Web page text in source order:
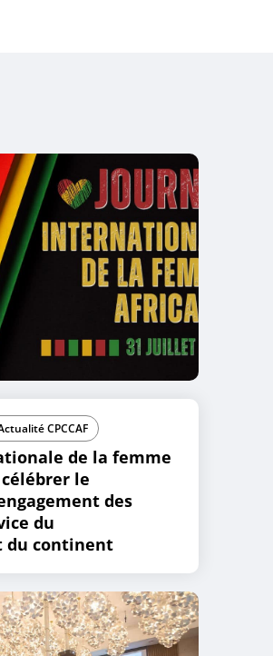
CPCCAF
de la femme
le
des
du
du continent